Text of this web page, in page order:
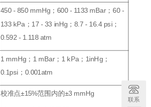
450 - 850 mmHg；600 - 1133 mBar；60 -
133 kPa；17 - 33 inHg；8.7 - 16.4 psi；
0.592 - 1.118 atm
1 mmHg；1 mBar；1 kPa；1inHg；
0.1psi；0.001atm
校准点±15%范围内的±3 mmHg
联系